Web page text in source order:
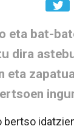
eta bat-
dira
eta
bertso